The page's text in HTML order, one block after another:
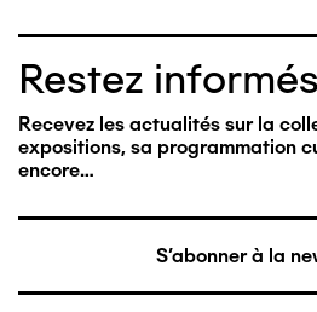
Restez
Recevez les actualités sur la
expositions, sa programmation
encore…
S'abonner à la